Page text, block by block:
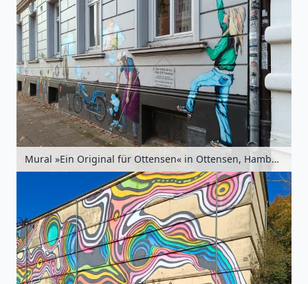
Mural »Ein Original für Ottensen« in Ottensen, Hamburg, Deutschland